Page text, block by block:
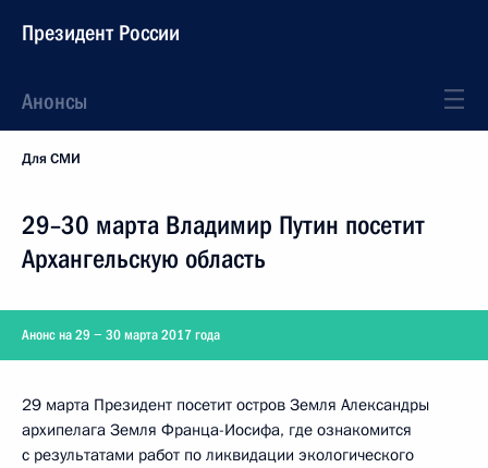
Президент России
Анонсы
Для СМИ
29–30 марта Владимир Путин посетит
Архангельскую область
Анонс на 29 − 30 марта 2017 года
29 марта Президент посетит остров Земля Александры
архипелага Земля Франца-Иосифа, где ознакомится
с результатами работ по ликвидации экологического